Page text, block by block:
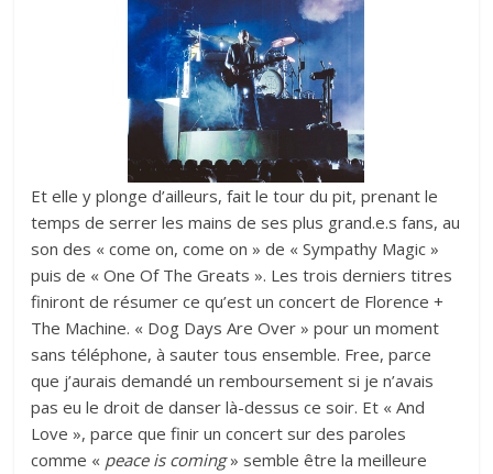
Et elle y plonge d’ailleurs, fait le tour du pit, prenant le
temps de serrer les mains de ses plus grand.e.s fans, au
son des « come on, come on » de « Sympathy Magic »
puis de « One Of The Greats ». Les trois derniers titres
finiront de résumer ce qu’est un concert de Florence +
The Machine. « Dog Days Are Over » pour un moment
sans téléphone, à sauter tous ensemble. Free, parce
que j’aurais demandé un remboursement si je n’avais
pas eu le droit de danser là-dessus ce soir. Et « And
Love », parce que finir un concert sur des paroles
comme « peace is coming» semble être la meilleure